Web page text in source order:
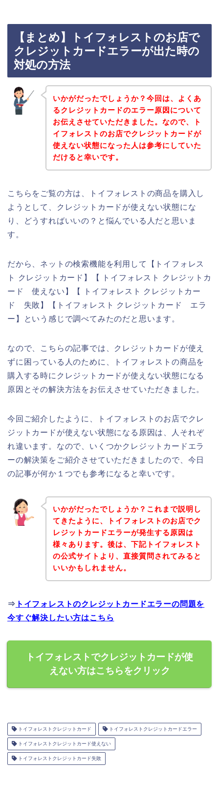
【まとめ】トイフォレストのお店で
クレジットカードエラーが出た時の
対処の方法
いかがだったでしょうか？今回は、よくあ
るクレジットカードのエラー原因について
お伝えさせていただきました。なので、ト
イフォレストのお店でクレジットカードが
使えない状態になった人は参考にしていた
だけると幸いです。
こちらをご覧の方は、トイフォレストの商品を購入し
ようとして、クレジットカードが使えない状態にな
り、どうすればいいの？と悩んでいる人だと思いま
す。
だから、ネットの検索機能を利用して【トイフォレス
ト クレジットカード】【 トイフォレスト クレジットカ
ード 使えない】【 トイフォレスト クレジットカー
ド 失敗】【トイフォレスト クレジットカード エラ
ー】という感じで調べてみたのだと思います。
なので、こちらの記事では、クレジットカードが使え
ずに困っている人のために、トイフォレストの商品を
購入する時にクレジットカードが使えない状態になる
原因とその解決方法をお伝えさせていただきました。
今回ご紹介したように、トイフォレストのお店でクレ
ジットカードが使えない状態になる原因は、人それぞ
れ違います。なので、いくつかクレジットカードエラ
ーの解決策をご紹介させていただきましたので、今日
の記事が何か１つでも参考になると幸いです。
いかがだったでしょうか？これまで説明し
てきたように、トイフォレストのお店でク
レジットカードエラーが発生する原因は
様々あります。後は、下記トイフォレスト
の公式サイトより、直接質問されてみると
いいかもしれません。
⇒ トイフォレストのクレジットカードエラーの問題を
今すぐ解決したい方はこちら
トイフォレストでクレジットカードが使
えない方はこちらをクリック
トイフォレストクレジットカード トイフォレストクレジットカードエラー
トイフォレストクレジットカード使えない
トイフォレストクレジットカード失敗